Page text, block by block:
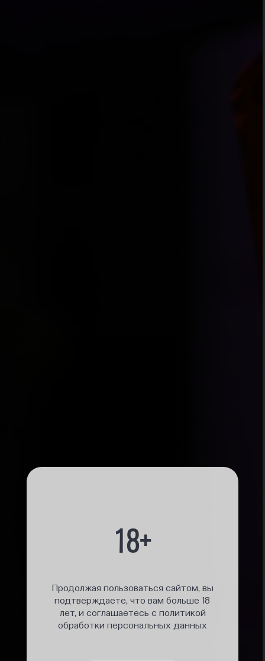
18+
Продолжая пользоваться сайтом, вы
подтверждаете, что вам больше 18
лет, и соглашаетесь с политикой
обработки персональных данных